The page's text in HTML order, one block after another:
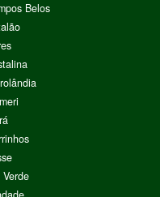
Belos